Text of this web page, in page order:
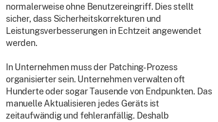
normalerweise ohne Benutzereingriff. Dies stellt
sicher, dass Sicherheitskorrekturen und
Leistungsverbesserungen in Echtzeit angewendet
werden.
In Unternehmen muss der Patching-Prozess
organisierter sein. Unternehmen verwalten oft
Hunderte oder sogar Tausende von Endpunkten. Das
manuelle Aktualisieren jedes Geräts ist
zeitaufwändig und fehleranfällig. Deshalb